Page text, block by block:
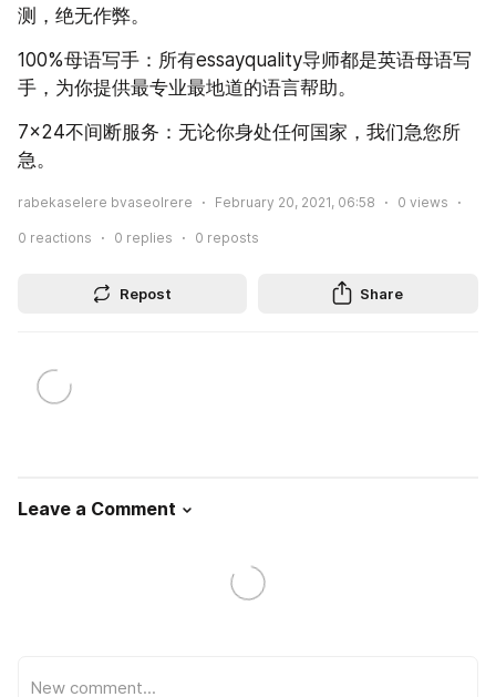
测，绝无作弊。
100%母语写手：所有essayquality导师都是英语母语写
手，为你提供最专业最地道的语言帮助。
7×24不间断服务：无论你身处任何国家，我们急您所
急。
rabekaselere bvaseolrere February 20, 2021, 06:58 0 views
0 reactions 0 replies 0 reposts
Repost Share
Leave a Comment